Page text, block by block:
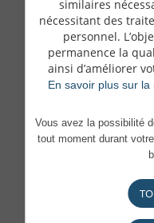
Nos
similaires
nécessitant des
personnel.
permanence la
ainsi d’améliorer
En savoir plus sur
Vous avez la possibilité
tout moment durant